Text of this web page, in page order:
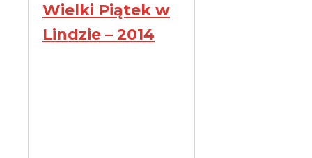
Wielki Piątek w
Lindzie – 2014